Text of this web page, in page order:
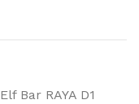
Elf Bar RAYA D1